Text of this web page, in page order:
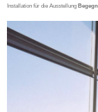
Installation für die Ausstellung